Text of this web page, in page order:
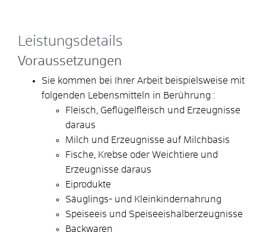
Leistungsdetails
Voraussetzungen
Sie kommen bei Ihrer Arbeit beispielsweise mit
folgenden Lebensmitteln in Berührung :
Fleisch, Geflügelfleisch und Erzeugnisse
daraus
Milch und Erzeugnisse auf Milchbasis
Fische, Krebse oder Weichtiere und
Erzeugnisse daraus
Eiprodukte
Säuglings- und Kleinkindernahrung
Speiseeis und Speiseeishalberzeugnisse
Backwaren